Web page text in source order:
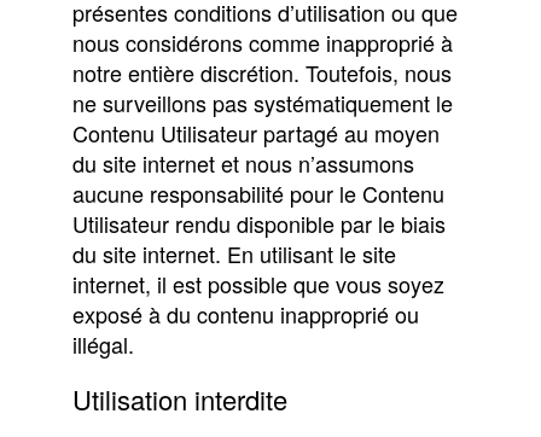
présentes conditions d’utilisation ou que
nous considérons comme inapproprié à
notre entière discrétion. Toutefois, nous
ne surveillons pas systématiquement le
Contenu Utilisateur partagé au moyen
du site internet et nous n’assumons
aucune responsabilité pour le Contenu
Utilisateur rendu disponible par le biais
du site internet. En utilisant le site
internet, il est possible que vous soyez
exposé à du contenu inapproprié ou
illégal.
Utilisation interdite